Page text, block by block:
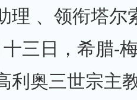
理 、领衔塔尔
三日，希腊-
利奥三世宗主